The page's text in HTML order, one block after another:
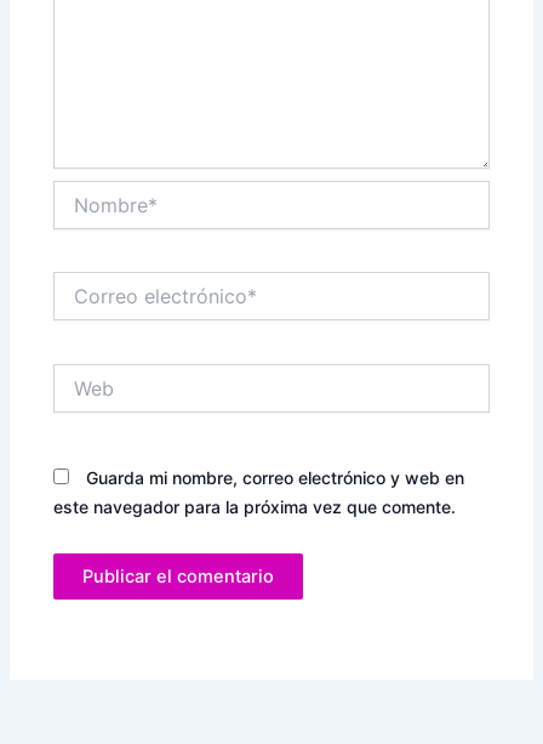
electrónico*
Guarda mi nombre, correo electrónico y web en
este navegador para la próxima vez que comente.